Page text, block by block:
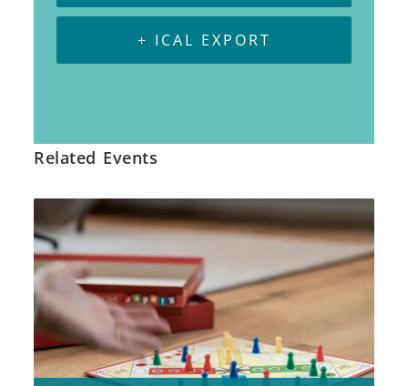
+ ICAL EXPORT
Related Events